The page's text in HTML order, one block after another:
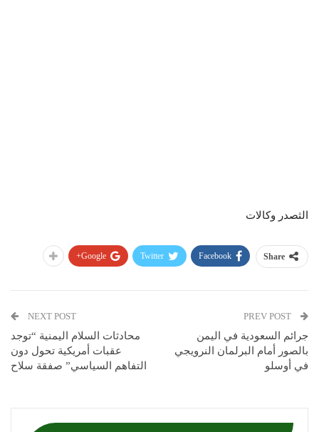
الثصدر وكالات
Share
Facebook
Twitter
Google+
جرائم السعودية في اليمن
بالصور أمام البرلمان النرويجي
في أوسلو
NEXT POST
محادثات السلام اليمنية “توجد
عقبات أمريكية تحول دون
التفاهم السياسي” صفقة سلاح